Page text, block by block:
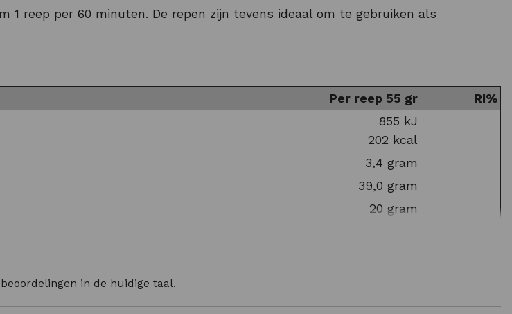
van vermoeidheid. Verder zijn aan de Powerbar repen geen
maakt de
Bandana’s!
1 reep per 60 minuten. De repen zijn tevens ideaal om te gebruiken als
Per reep 55 gr RI%
855 kJ
202 kcal
3,4 gram
39,0 gram
20 gram
in de huidige taal.